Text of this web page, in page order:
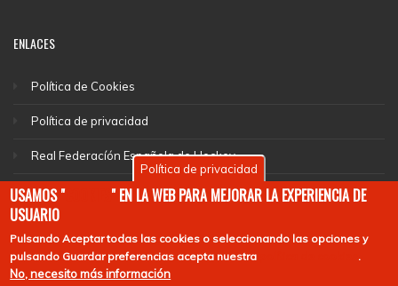
ENLACES
Política de Cookies
Política de privacidad
Real Federacíón Española de Hockey
EuroHockey
Política de privacidad
USAMOS "COOKIES " EN LA WEB PARA MEJORAR LA EXPERIENCIA DE
USUARIO
PulsandoAceptar todas las cookies o seleccionando las opciones y
pulsando Guardar preferencias acepta nuestra .
No, necesito más información